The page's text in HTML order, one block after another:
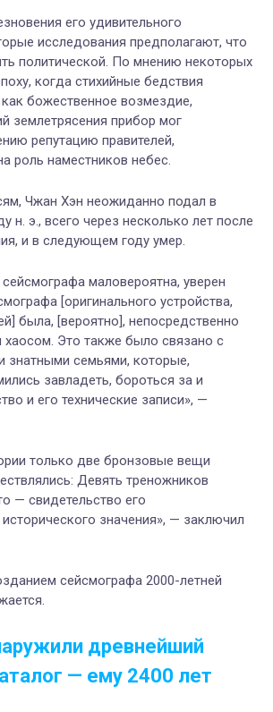
его удивительного
исследования предполагают, что
политической. По мнению некоторых
когда стихийные бедствия
божественное возмездие,
землетрясения прибор мог
репутацию правителей,
роль наместников небес.
Чжан Хэн неожиданно подал в
н. э., всего через несколько лет после
и в следующем году умер.
маловероятна, уверен
[оригинального устройства,
была, [вероятно], непосредственно
хаосом. Это также было связано с
знатными семьями, которые,
завладеть, бороться за и
и его технические записи», —
только две бронзовые вещи
Девять треножников
— свидетельство его
значения», — заключил
сейсмографа 2000-летней
древнейший
— ему 2400 лет